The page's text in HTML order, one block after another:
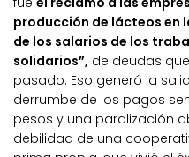
producción de lácteos en
de los salarios de los
solidarios”, de deudas
pasado. Eso generó la
derrumbe de los pagos
pesos y una paralización
debilidad de una